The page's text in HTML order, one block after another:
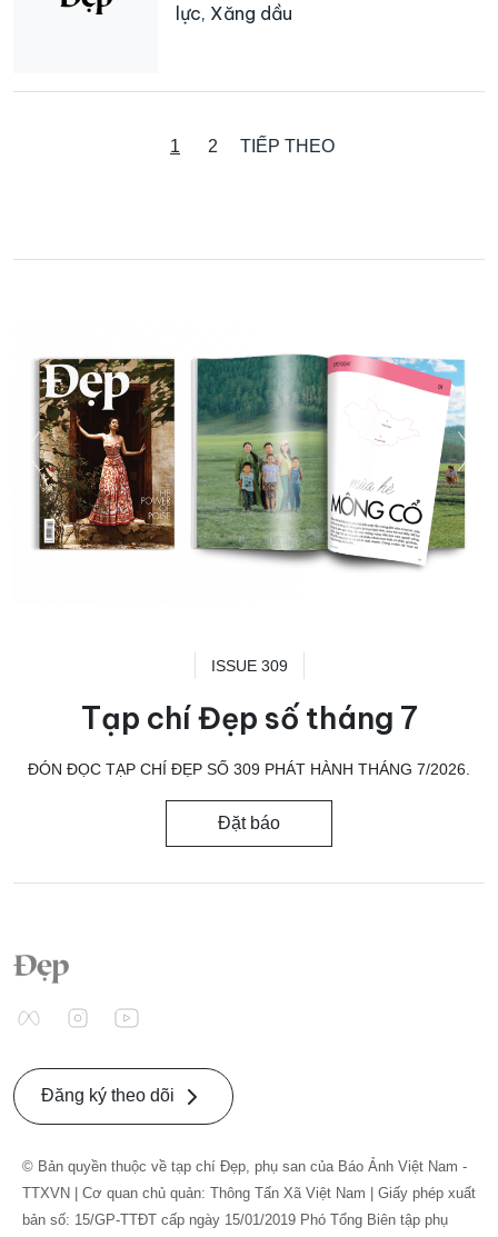
lực, Xăng dầu
1 2 TIẾP THEO
ISSUE 309
Tạp chí Đẹp số tháng 7
ĐÓN ĐỌC TẠP CHÍ ĐẸP SỐ 309 PHÁT HÀNH THÁNG 7/2026.
Đặt báo
Đăng ký theo dõi
© Bản quyền thuộc về tạp chí Đẹp, phụ san của Báo Ảnh Việt Nam -
TTXVN | Cơ quan chủ quản: Thông Tấn Xã Việt Nam | Giấy phép xuất
bản số: 15/GP-TTĐT cấp ngày 15/01/2019 Phó Tổng Biên tập phụ